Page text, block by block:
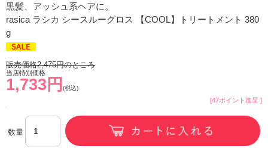
黒髪、アッシュ系ヘアに。
rasica ラシカ シースルーグロス 【COOL】トリートメント 380
g
販売価格2,475円のところ
当店特別価格
1,733円 (税込)
[47ポイント進呈 ]
数量